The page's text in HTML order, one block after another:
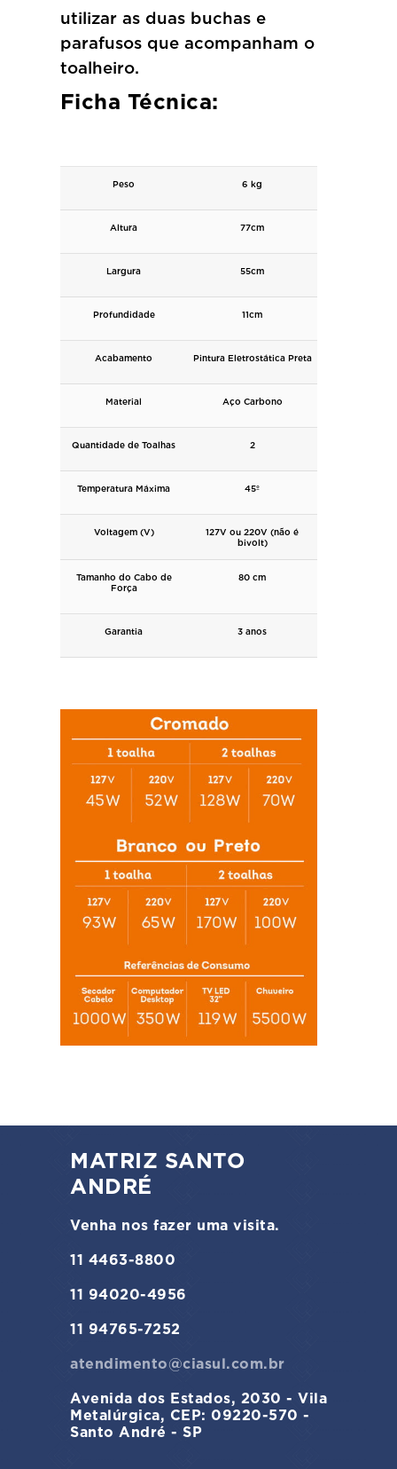
utilizar as duas buchas e
parafusos que acompanham o
toalheiro.
Ficha Técnica:
Peso 6 kg
Altura 77cm
Largura 55cm
Profundidade 11cm
Acabamento Pintura Eletrostática Preta
Material Aço Carbono
Quantidade de Toalhas 2
Temperatura Máxima 45º
Voltagem (V)
127V ou 220V (não é
bivolt)
Tamanho do Cabo de
Força
80 cm
Garantia 3 anos
MATRIZ SANTO
ANDRÉ
Venha nos fazer uma visita.
11 4463-8800
11 94020-4956
11 94765-7252
atendimento@ciasul.com.br
Avenida dos Estados, 2030 - Vila
Metalúrgica, CEP: 09220-570 -
Santo André - SP